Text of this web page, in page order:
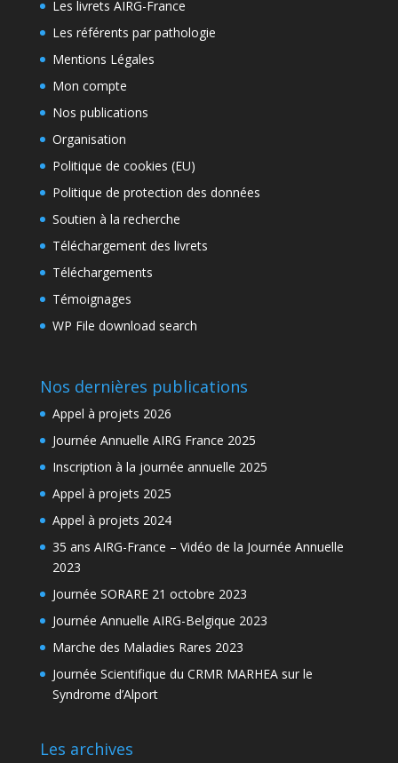
Les livrets AIRG-France
Les référents par pathologie
Mentions Légales
Mon compte
Nos publications
Organisation
Politique de cookies (EU)
Politique de protection des données
Soutien à la recherche
Téléchargement des livrets
Téléchargements
Témoignages
WP File download search
Nos dernières publications
Appel à projets 2026
Journée Annuelle AIRG France 2025
Inscription à la journée annuelle 2025
Appel à projets 2025
Appel à projets 2024
35 ans AIRG-France – Vidéo de la Journée Annuelle
2023
Journée SORARE 21 octobre 2023
Journée Annuelle AIRG-Belgique 2023
Marche des Maladies Rares 2023
Journée Scientifique du CRMR MARHEA sur le
Syndrome d’Alport
Les archives